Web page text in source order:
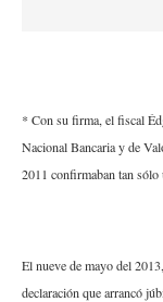
* Con su firma, el fiscal
Nacional Bancaria y de
2011 confirmaban tan sólo
El nueve de mayo del
declaración que arrancó